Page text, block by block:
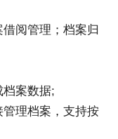
阅管理；档案归
案数据;
理档案，支持按